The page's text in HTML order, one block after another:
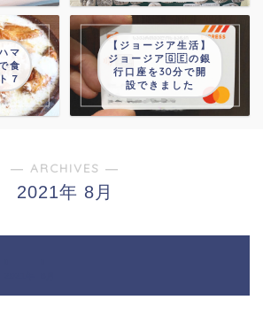
マ
食
７
【ジョージア生活】
ジョージア🇬🇪の銀
行口座を30分で開
設できました
― ARCHIVES ―
2021年 8月